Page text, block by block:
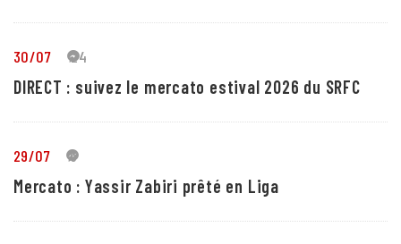
30/07 24
DIRECT : suivez le mercato estival 2026 du SRFC
29/07 5
Mercato : Yassir Zabiri prêté en Liga